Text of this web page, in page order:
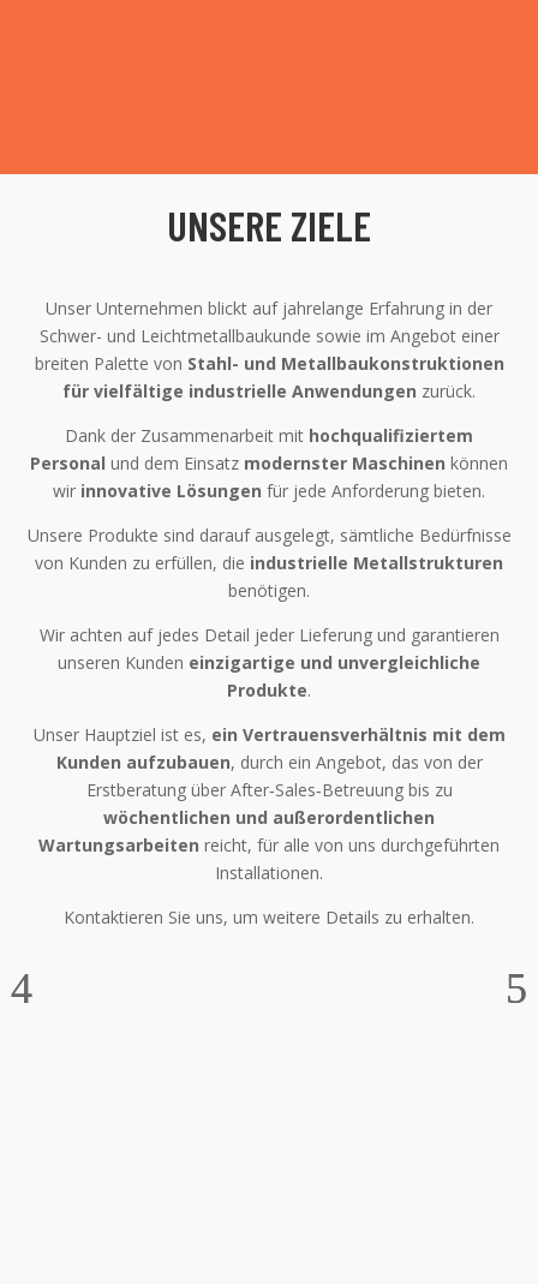
UNSERE ZIELE
Unser Unternehmen blickt auf jahrelange Erfahrung in der
Schwer- und Leichtmetallbaukunde sowie im Angebot einer
breiten Palette von Stahl- und Metallbaukonstruktionen
für vielfältige industrielle Anwendungen zurück.
Dank der Zusammenarbeit mit hochqualifiziertem
Personal und dem Einsatz modernster Maschinen können
wir innovative Lösungen für jede Anforderung bieten.
Unsere Produkte sind darauf ausgelegt, sämtliche Bedürfnisse
von Kunden zu erfüllen, die industrielle Metallstrukturen
benötigen.
Wir achten auf jedes Detail jeder Lieferung und garantieren
unseren Kunden einzigartige und unvergleichliche
Produkte.
Unser Hauptziel ist es, ein Vertrauensverhältnis mit dem
Kunden aufzubauen, durch ein Angebot, das von der
Erstberatung über After‑Sales‑Betreuung bis zu
wöchentlichen und außerordentlichen
Wartungsarbeiten reicht, für alle von uns durchgeführten
Installationen.
Kontaktieren Sie uns, um weitere Details zu erhalten.